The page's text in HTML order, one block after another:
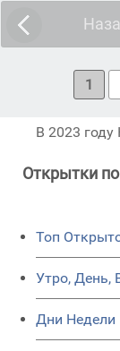
1
В 2023 году
Открытки
Топ
Утро, День,
Дни Недели